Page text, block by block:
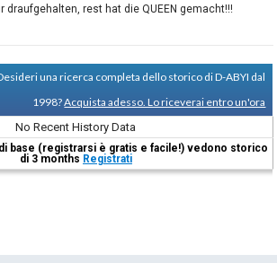
draufgehalten, rest hat die QUEEN gemacht!!!
una ricerca completa dello storico di D-ABYI dal
1998?Acquista adesso. Lo riceverai entro un'ora
No Recent History Data
base (registrarsi è gratis e facile!) vedono storico
di 3 months Registrati